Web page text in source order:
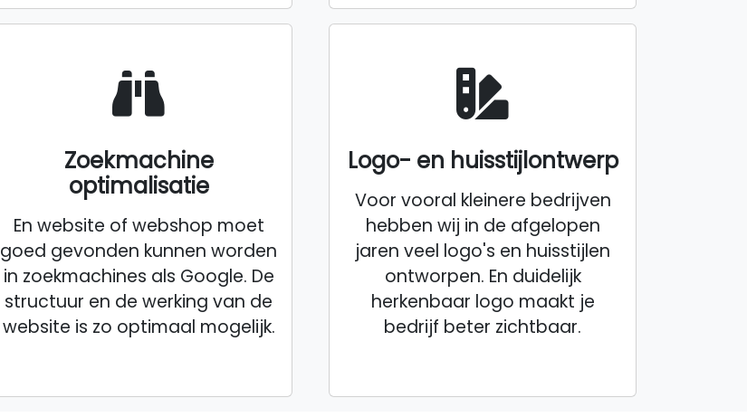
Zoekmachine
optimalisatie
En website of webshop moet
goed gevonden kunnen worden
in zoekmachines als Google. De
structuur en de werking van de
website is zo optimaal mogelijk.
Logo- en huisstijlontwerp
Voor vooral kleinere bedrijven
hebben wij in de afgelopen
jaren veel logo's en huisstijlen
ontworpen. En duidelijk
herkenbaar logo maakt je
bedrijf beter zichtbaar.